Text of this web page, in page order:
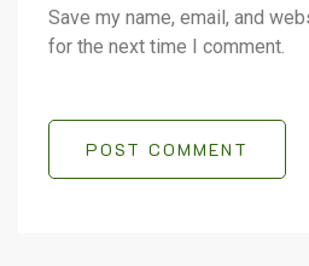
Save my name, email, and
for the next time I comment.
POST COMMENT